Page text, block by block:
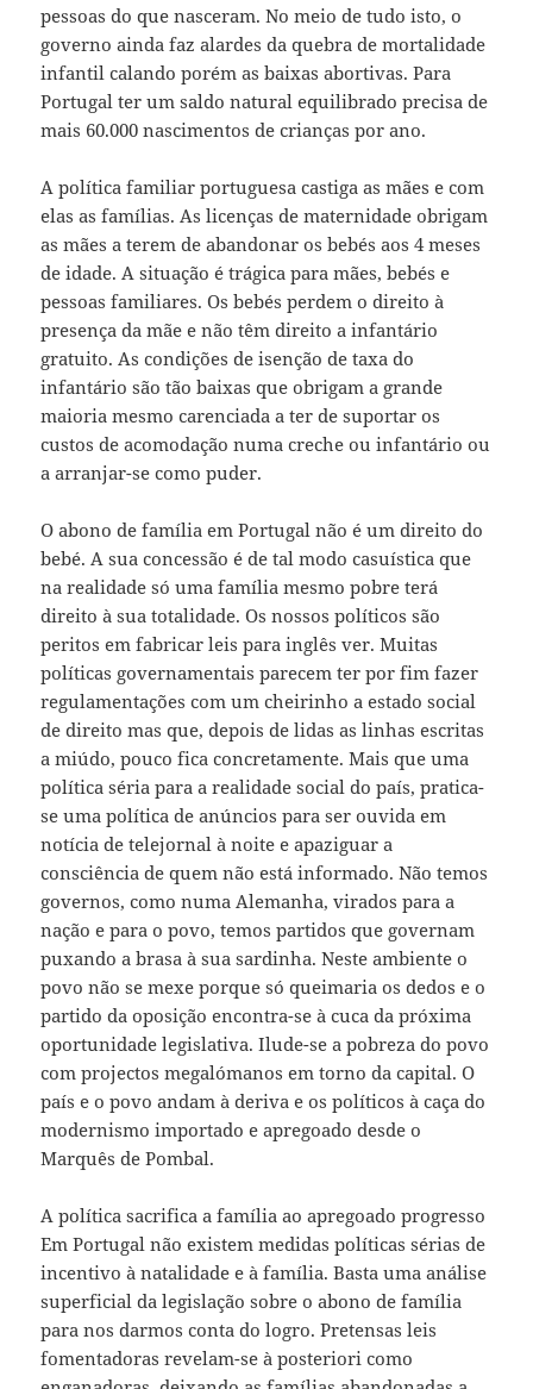
pessoas do que nasceram. No meio de tudo isto, o
governo ainda faz alardes da quebra de mortalidade
infantil calando porém as baixas abortivas. Para
Portugal ter um saldo natural equilibrado precisa de
mais 60.000 nascimentos de crianças por ano.
A política familiar portuguesa castiga as mães e com
elas as famílias. As licenças de maternidade obrigam
as mães a terem de abandonar os bebés aos 4 meses
de idade. A situação é trágica para mães, bebés e
pessoas familiares. Os bebés perdem o direito à
presença da mãe e não têm direito a infantário
gratuito. As condições de isenção de taxa do
infantário são tão baixas que obrigam a grande
maioria mesmo carenciada a ter de suportar os
custos de acomodação numa creche ou infantário ou
a arranjar-se como puder.
O abono de família em Portugal não é um direito do
bebé. A sua concessão é de tal modo casuística que
na realidade só uma família mesmo pobre terá
direito à sua totalidade. Os nossos políticos são
peritos em fabricar leis para inglês ver. Muitas
políticas governamentais parecem ter por fim fazer
regulamentações com um cheirinho a estado social
de direito mas que, depois de lidas as linhas escritas
a miúdo, pouco fica concretamente. Mais que uma
política séria para a realidade social do país, pratica-
se uma política de anúncios para ser ouvida em
notícia de telejornal à noite e apaziguar a
consciência de quem não está informado. Não temos
governos, como numa Alemanha, virados para a
nação e para o povo, temos partidos que governam
puxando a brasa à sua sardinha. Neste ambiente o
povo não se mexe porque só queimaria os dedos e o
partido da oposição encontra-se à cuca da próxima
oportunidade legislativa. Ilude-se a pobreza do povo
com projectos megalómanos em torno da capital. O
país e o povo andam à deriva e os políticos à caça do
modernismo importado e apregoado desde o
Marquês de Pombal.
A política sacrifica a família ao apregoado progresso
Em Portugal não existem medidas políticas sérias de
incentivo à natalidade e à família. Basta uma análise
superficial da legislação sobre o abono de família
para nos darmos conta do logro. Pretensas leis
fomentadoras revelam-se à posteriori como